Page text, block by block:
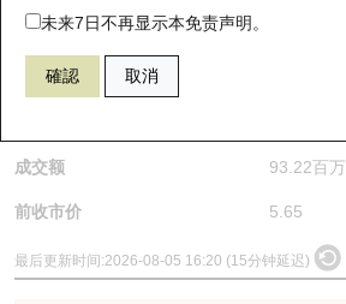
未来7日不再显示本免责声明。
確認 取消
0916 龙源电力
$5.615 0.035
成交额 93.22百万
前收市价 5.65
最后更新时间:2026-08-05 16:20 (15分钟延迟)
即将到期认股证
认股证到期结算价查找
认股证分析仪
引伸波幅比较图
牛熊证街货分布图
正股牛熊证列表
新发行瑞银牛熊证
即将到期牛熊证
十天股证占大市成交
资金流
街货统计
恒指成份股
国指成份股
科指成份股
业绩及经济日历
讲座及教育短片
认股证投资者教育
牛熊证投资者教育